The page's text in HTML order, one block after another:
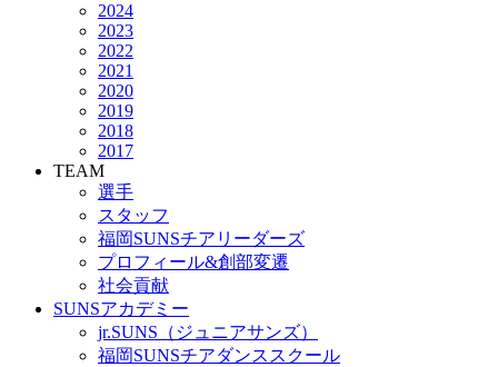
2024
2023
2022
2021
2020
2019
2018
2017
TEAM
選手
スタッフ
福岡SUNSチアリーダーズ
プロフィール&創部変遷
社会貢献
SUNSアカデミー
jr.SUNS（ジュニアサンズ）
福岡SUNSチアダンススクール